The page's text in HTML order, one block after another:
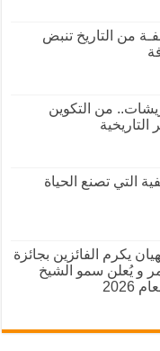
من التاريخ تنبض
من التكوين
التاريخية
التي تصنع الحياة
يكرم الفائزين بجائزة
و يُعلن سمو الشيخ